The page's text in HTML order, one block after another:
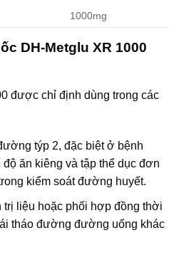
1000mg
DH-Metglu XR 1000
được chỉ định dùng trong các
týp 2, đặc biệt ở bệnh
ăn kiêng và tập thể dục đơn
kiểm soát đường huyết.
liệu hoặc phối hợp đồng thời
tháo đường đường uống khác